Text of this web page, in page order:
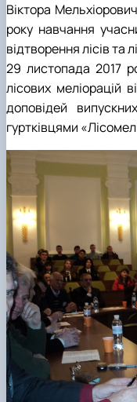
Віктора
року навчання
відтворення лісів та
29 листопада 2017
лісових меліорацій
доповідей
гуртківцями